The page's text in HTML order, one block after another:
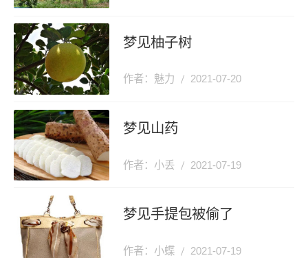
梦见柚子树
作者：魅力 2021-07-20
梦见山药
作者：小丢 2021-07-19
梦见手提包被偷了
作者：小蝶 2021-07-19